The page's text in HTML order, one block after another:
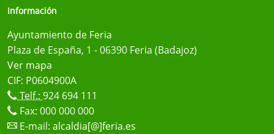
Información
Ayuntamiento de Feria
Plaza de España, 1 - 06390 Feria (Badajoz)
Ver mapa
CIF: P0604900A
Telf.: 924 694 111
Fax: 000 000 000
E-mail: alcaldia[@]feria.es